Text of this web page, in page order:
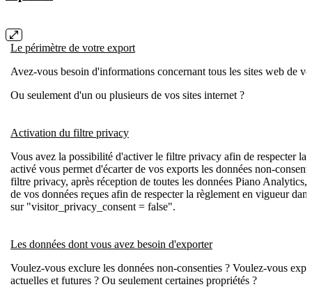
Le périmètre de votre export
Avez-vous besoin d'informations concernant tous les sites web de
Ou seulement d'un ou plusieurs de vos sites internet ?
Activation du filtre privacy
Vous avez la possibilité d'activer le filtre privacy afin de respecter
activé vous permet d'écarter de vos exports les données non-
filtre privacy, après réception de toutes les données Piano
de vos données reçues afin de respecter la règlement en vigueur
sur "visitor_privacy_consent = false".
Les données dont vous avez besoin d'exporter
Voulez-vous exclure les données non-consenties ? Voulez-vous
actuelles et futures ? Ou seulement certaines propriétés ?